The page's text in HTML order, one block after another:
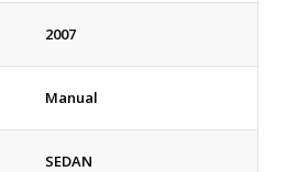
2007
Manual
SEDAN